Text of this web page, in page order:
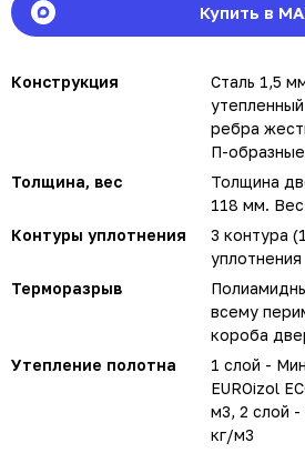
Купить в
Конструкция
Сталь 1,5
ребра
П-
Толщина, вес
Толщина
118 мм.
Контуры уплотнения
3 контура
уплотнения
Терморазрыв
всему
короба
Утепление полотна
1 слой -
EUROizol
м3, 2 слой
кг/м3